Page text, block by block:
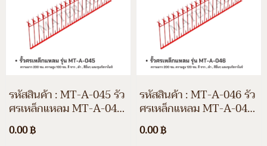
รหัสสินค้า : MT-A-045 รั้ว
ศรเหล็กแหลม MT-A-044
ความยาว 200 ซม. ความสูง
80 ซม. สีขาว สีดำ สีอื่นๆ
0.00 ฿
รหัสสินค้า : MT-A-046 รั้ว
ศรเหล็กแหลม MT-A-046
ความยาว 200 ซม. ความสูง
120 ซม. สีขาว สีดำ สีอื่นๆ
0.00 ฿